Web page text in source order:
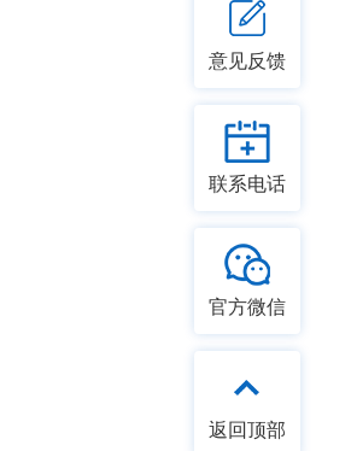
意见反馈
联系电话
官方微信
返回顶部